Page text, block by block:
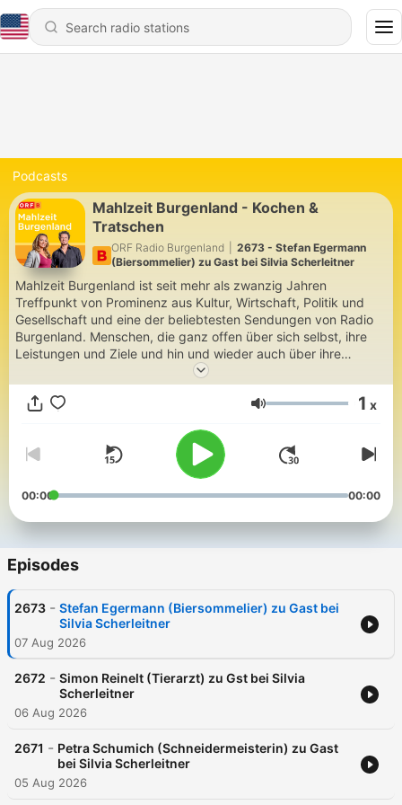
Podcasts
Mahlzeit Burgenland - Kochen &
Tratschen
ORF Radio Burgenland
2673 - Stefan Egermann
(Biersommelier) zu Gast bei Silvia Scherleitner
Mahlzeit Burgenland ist seit mehr als zwanzig Jahren
Treffpunkt von Prominenz aus Kultur, Wirtschaft, Politik und
Gesellschaft und eine der beliebtesten Sendungen von Radio
Burgenland. Menschen, die ganz offen über sich selbst, ihre
Leistungen und Ziele und hin und wieder auch über ihre
geheimen Träume und versteckten Sehnsüchte plaudern, sind
das Erfolgsrezept.
Volume 1 x
00:00 00:00
Episodes
2673 - Stefan Egermann (Biersommelier) zu Gast bei
Silvia Scherleitner
07 Aug 2026
2672 - Simon Reinelt (Tierarzt) zu Gst bei Silvia
Scherleitner
06 Aug 2026
2671 - Petra Schumich (Schneidermeisterin) zu Gast
bei Silvia Scherleitner
05 Aug 2026